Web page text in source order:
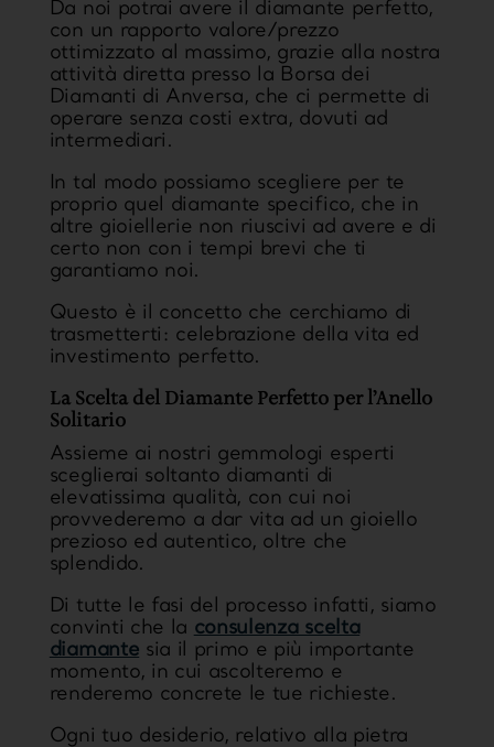
Da noi potrai avere il diamante perfetto,
con un rapporto valore/prezzo
ottimizzato al massimo, grazie alla nostra
attività diretta presso la Borsa dei
Diamanti di Anversa, che ci permette di
operare senza costi extra, dovuti ad
intermediari.
In tal modo possiamo scegliere per te
proprio quel diamante specifico, che in
altre gioiellerie non riuscivi ad avere e di
certo non con i tempi brevi che ti
garantiamo noi.
Questo è il concetto che cerchiamo di
trasmetterti: celebrazione della vita ed
investimento perfetto.
La Scelta del Diamante Perfetto per l’Anello
Solitario
Assieme ai nostri gemmologi esperti
sceglierai soltanto diamanti di
elevatissima qualità, con cui noi
provvederemo a dar vita ad un gioiello
prezioso ed autentico, oltre che
splendido.
Di tutte le fasi del processo infatti, siamo
convinti che la consulenza scelta
diamante sia il primo e più importante
momento, in cui ascolteremo e
renderemo concrete le tue richieste.
Ogni tuo desiderio, relativo alla pietra